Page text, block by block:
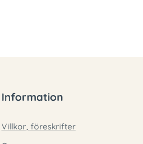
Information
Villkor, föreskrifter